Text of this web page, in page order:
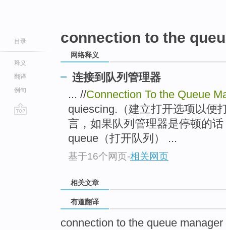
目录
释义
翻译
例句
connection to the
网络释义
连接到队列管理器
... //Connection To the Queue
quiescing.（建立打开选项以便
言，如果队列管理器是停顿的
queue（打开队列） ...
基于16个网页-相关网页
相关文章
有道翻译
connection to the queue manager